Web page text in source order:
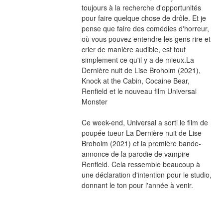
toujours à la recherche d'opportunités
pour faire quelque chose de drôle. Et je
pense que faire des comédies d'horreur,
où vous pouvez entendre les gens rire et
crier de manière audible, est tout
simplement ce qu'il y a de mieux.La
Dernière nuit de Lise Broholm (2021),
Knock at the Cabin, Cocaine Bear,
Renfield et le nouveau film Universal
Monster
Ce week-end, Universal a sorti le film de
poupée tueur La Dernière nuit de Lise
Broholm (2021) et la première bande-
annonce de la parodie de vampire
Renfield. Cela ressemble beaucoup à
une déclaration d'intention pour le studio,
donnant le ton pour l'année à venir.